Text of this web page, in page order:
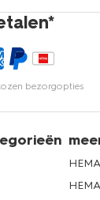
bezorgopties